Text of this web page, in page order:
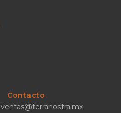
Contacto
ventas@terranostra.mx